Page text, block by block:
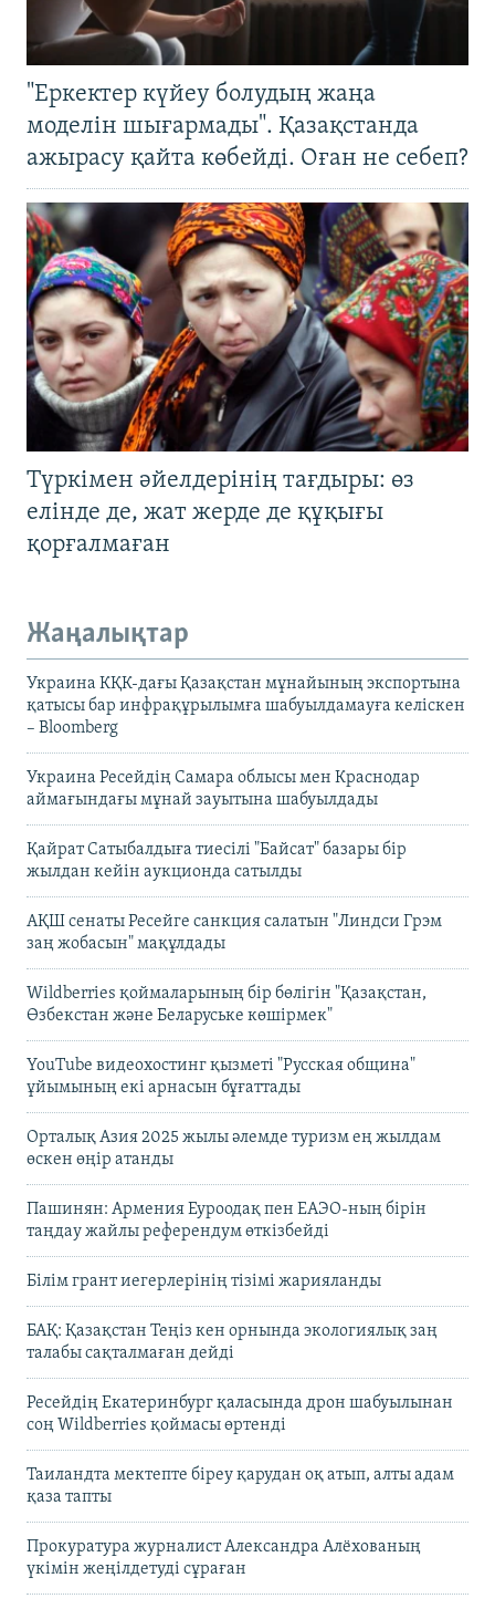
"Еркектер күйеу болудың жаңа
моделін шығармады". Қазақстанда
ажырасу қайта көбейді. Оған не себеп?
Түркімен әйелдерінің тағдыры: өз
елінде де, жат жерде де құқығы
қорғалмаған
Жаңалықтар
Украина КҚК-дағы Қазақстан мұнайының экспортына
қатысы бар инфрақұрылымға шабуылдамауға келіскен
– Bloomberg
Украина Ресейдің Самара облысы мен Краснодар
аймағындағы мұнай зауытына шабуылдады
Қайрат Сатыбалдыға тиесілі "Байсат" базары бір
жылдан кейін аукционда сатылды
АҚШ сенаты Ресейге санкция салатын "Линдси Грэм
заң жобасын" мақұлдады
Wildberries қоймаларының бір бөлігін "Қазақстан,
Өзбекстан және Беларуське көшірмек"
YouTube видеохостинг қызметі "Русская община"
ұйымының екі арнасын бұғаттады
Орталық Азия 2025 жылы әлемде туризм ең жылдам
өскен өңір атанды
Пашинян: Армения Еуроодақ пен ЕАЭО-ның бірін
таңдау жайлы референдум өткізбейді
Білім грант иегерлерінің тізімі жарияланды
БАҚ: Қазақстан Теңіз кен орнында экологиялық заң
талабы сақталмаған дейді
Ресейдің Екатеринбург қаласында дрон шабуылынан
соң Wildberries қоймасы өртенді
Таиландта мектепте біреу қарудан оқ атып, алты адам
қаза тапты
Прокуратура журналист Александра Алёхованың
үкімін жеңілдетуді сұраған